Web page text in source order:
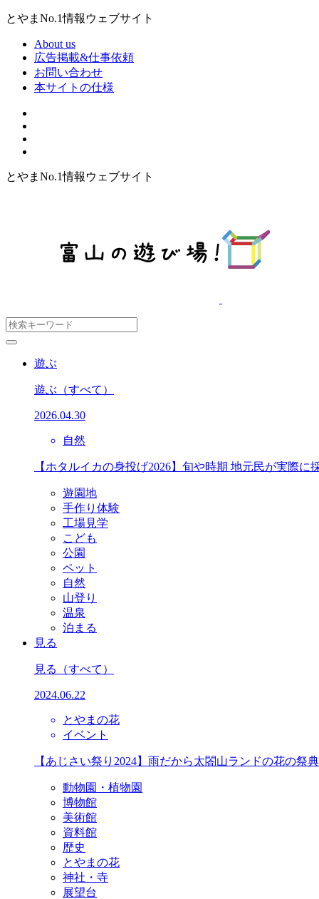
とやまNo.1情報ウェブサイト
About us
広告掲載&仕事依頼
お問い合わせ
本サイトの仕様
とやまNo.1情報ウェブサイト
遊ぶ
遊ぶ （すべて）
2026.04.30
自然
【ホタルイカの身投げ2026】旬や時期 地元民が実際に
遊園地
手作り体験
工場見学
こども
公園
ペット
自然
山登り
温泉
泊まる
見る
見る （すべて）
2024.06.22
とやまの花
イベント
【あじさい祭り2024】雨だから太閤山ランドの花の祭
動物園・植物園
博物館
美術館
資料館
歴史
とやまの花
神社・寺
展望台